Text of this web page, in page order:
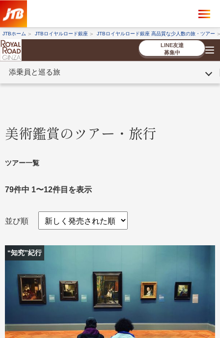
JTBホーム JTBロイヤルロード銀座 JTBロイヤルロード銀座 高品質な少人数の旅・ツアー
LINE友達
募集中
添乗員と巡る旅
条件から探す
条件から探す
出発地とエリア
出発月
3月
6月
8月
9月
10月
11月
12月
ゴールデンウィーク
お盆・夏休み
年末年始
条件から探す
条件から探す
出発地とエリア
出発月
冬の国内旅行
1月
9月
11月
12月
お盆・夏休み
年末年始
ブランド
美術鑑賞のツアー・旅行
ツアー一覧
79件中 1〜12件目を表示
並び順
“知究”紀行
ツアーを探す ×
海外ツアー 国内ツアー